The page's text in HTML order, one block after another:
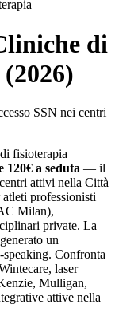
di
SSN nei centri
fisioterapia
120€ a seduta — il
attivi nella Città
professionisti
Milan),
private. La
un
Confronta
laser
Mulligan,
attive nella